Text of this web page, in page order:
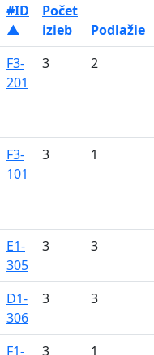
#ID
▲
Počet
izieb
Podlažie
F3-
201
3 2
F3-
101
3 1
E1-
305
3 3
D1-
306
3 3
F1-
3 1